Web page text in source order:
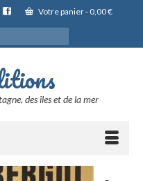
Votre panier- 0,00€
des îles et de la mer